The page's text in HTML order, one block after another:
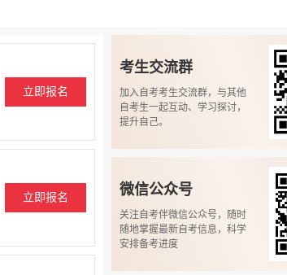
立即报名
立即报名
考生交流群
加入自考考生交流群，与其他
自考生一起互动、学习探讨，
提升自己。
微信公众号
关注自考伴微信公众号，随时
随地掌握最新自考信息，科学
安排备考进度